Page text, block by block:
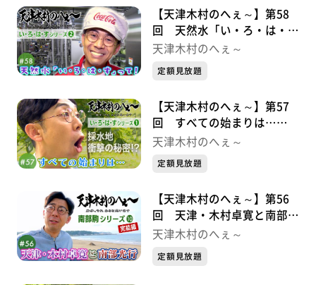
【天津木村のへぇ～】第58
回 天然水「い・ろ・は・
す」って！ い・ろ・は・す
天津木村のへぇ～
定額見放題
【天津木村のへぇ～】第57
回 すべての始まりは…
い・ろ・は・すシリーズ➀
天津木村のへぇ～
定額見放題
【天津木村のへぇ～】第56
回 天津・木村卓寛と南部光
行 南部駒シリーズ⑩完結編
天津木村のへぇ～
定額見放題